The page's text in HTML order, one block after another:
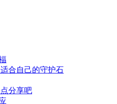
合自己的守护石
分享吧